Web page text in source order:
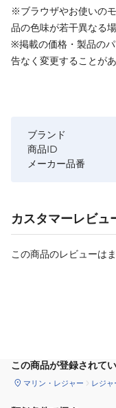
※ブラウザやお使いの
品の色味が若干異なる
※掲載の価格・製品の
告なく変更することが
ブランド
商品ID
メーカー品番
カスタマーレビュ
この商品のレビューは
この商品が登録されて
マリン・レジャー レジ